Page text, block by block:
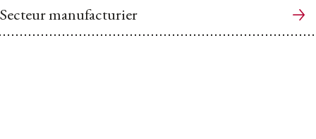
Secteur manufacturier